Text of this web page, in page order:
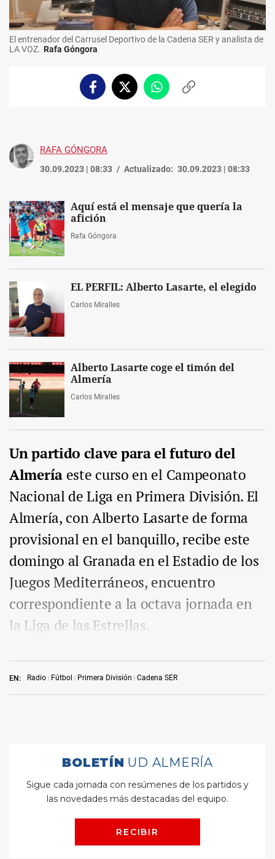
El entrenador del Carrusel Deportivo de la Cadena SER y analista de
LA VOZ. Rafa Góngora
FacebookTwitterWhatsappCopiar
RAFA GÓNGORA
30.09.2023 | 08:33 Actualizado: 30.09.2023 | 08:33
EN: Radio Fútbol Primera División Cadena SER
Aquí está el mensaje que quería la
afición
Rafa Góngora
EL PERFIL: Alberto Lasarte, el elegido
Carlos Miralles
Alberto Lasarte coge el timón del
Almería
Carlos Miralles
Un partido clave para el futuro del
Almeríaeste curso en el Campeonato
Nacional de Liga en Primera División. El
Almería, con Alberto Lasarte de forma
provisional en el banquillo, recibe este
domingo al Granada en el Estadio de los
Juegos Mediterráneos, encuentro
correspondiente a la octava jornada en
la Liga de las Estrellas.